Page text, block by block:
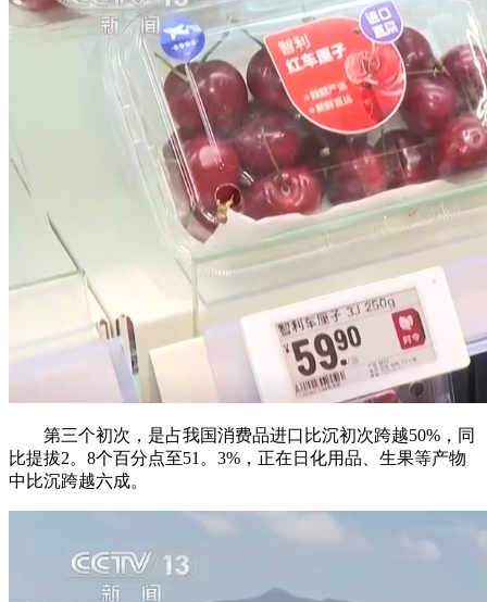
第三个初次，是占我国消费品进口比沉初次跨越50%，同
比提拔2。8个百分点至51。3%，正在日化用品、生果等产物
中比沉跨越六成。